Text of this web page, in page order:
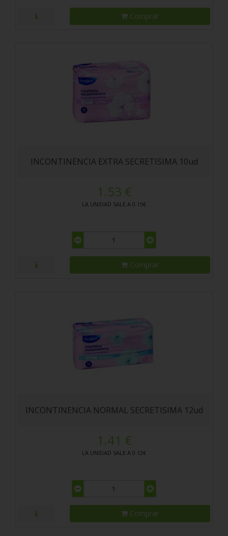
Comprar
INCONTINENCIA EXTRA SECRETISIMA 10ud
1.53 €
LA UNIDAD SALE A 0.15€
Comprar
INCONTINENCIA NORMAL SECRETISIMA 12ud
1.41 €
LA UNIDAD SALE A 0.12€
Comprar